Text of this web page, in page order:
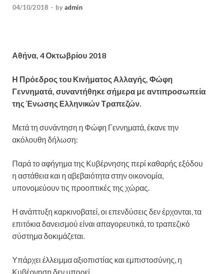
04/10/2018 - by admin
Αθήνα, 4 Οκτωβρίου 2018
Η Πρόεδρος του Κινήματος Αλλαγής, Φώφη
Γεννηματά, συναντήθηκε σήμερα με αντιπροσωπεία
της Ένωσης Ελληνικών Τραπεζών.
Μετά τη συνάντηση η Φώφη Γεννηματά, έκανε την
ακόλουθη δήλωση:
Παρά το αφήγημα της Κυβέρνησης περί καθαρής εξόδου
η αστάθεια και η αβεβαιότητα στην οικονομία,
υπονομεύουν τις προοπτικές της χώρας.
Η ανάπτυξη καρκινοβατεί, οι επενδύσεις δεν έρχονται, τα
επιτόκια δανεισμού είναι απαγορευτικά, το τραπεζικό
σύστημα δοκιμάζεται.
Υπάρχει έλλειμμα αξιοπιστίας και εμπιστοσύνης, η
Κυβέρνηση δεν μπορεί.